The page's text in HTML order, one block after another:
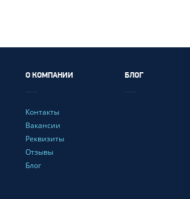
О КОМПАНИИ
Контакты
Вакансии
Реквизиты
Отзывы
Блог
БЛОГ